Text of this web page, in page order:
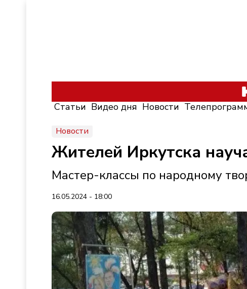
Статьи Видео дня Новости
Новости
Жителей Иркутска
Мастер-классы по народному
16.05.2024 - 18:00